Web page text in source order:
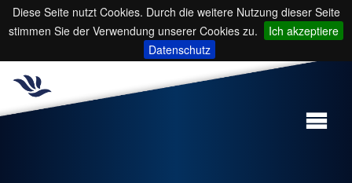
Diese Seite nutzt Cookies. Durch die weitere Nutzung dieser Seite
stimmen Sie der Verwendung unserer Cookies zu.
Ich akzeptiere
Datenschutz